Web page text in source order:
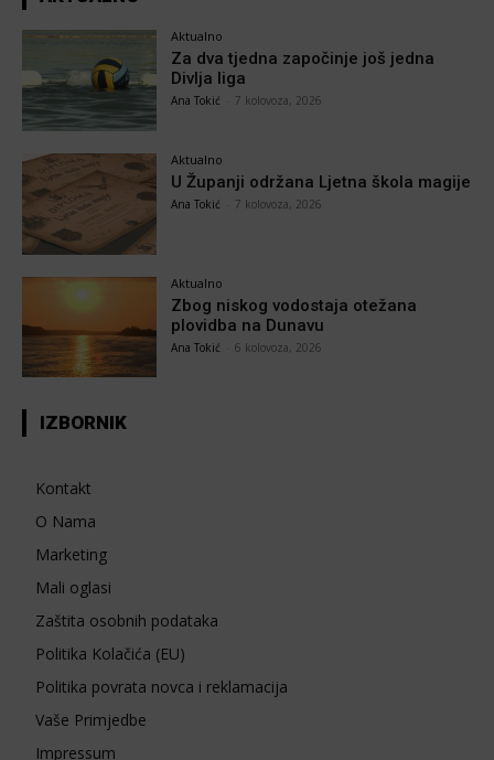
Aktualno
Za dva tjedna započinje još jedna
Divlja liga
Ana Tokić 7 kolovoza, 2026
Aktualno
U Županji održana Ljetna škola magije
Ana Tokić 7 kolovoza, 2026
Aktualno
Zbog niskog vodostaja otežana
plovidba na Dunavu
Ana Tokić 6 kolovoza, 2026
IZBORNIK
Kontakt
O Nama
Marketing
Mali oglasi
Zaštita osobnih podataka
Politika Kolačića (EU)
Politika povrata novca i reklamacija
Vaše Primjedbe
Impressum